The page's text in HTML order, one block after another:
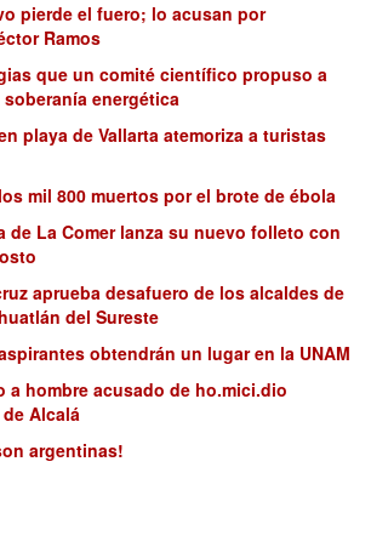
pierde el fuero; lo acusan por
Ramos
que un comité científico propuso a
energética
playa de Vallarta atemoriza a turistas
mil 800 muertos por el brote de ébola
de La Comer lanza su nuevo folleto con
aprueba desafuero de los alcaldes de
del Sureste
obtendrán un lugar en la UNAM
a hombre acusado de ho.mici.dio
Alcalá
argentinas!